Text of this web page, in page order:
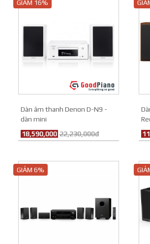
GIẢM 16%
Dàn âm thanh Denon D-N9 -
dàn mini
18,590,000 22,230,000đ
GIẢM 6%